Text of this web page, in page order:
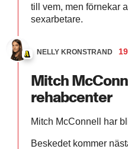
till vem, men förnekar
sexarbetare.
NELLY KRONSTRAND
Mitch
rehabcenter
Mitch McConnell har
Beskedet kommer